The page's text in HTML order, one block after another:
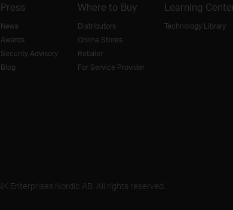
Press
News
Awards
Security Advisory
Blog
Where to Buy
Distributors
Online Stores
Retailer
For Service Provider
Learning
Technology Library
Enterprises Nordic AB. All rights reserved.